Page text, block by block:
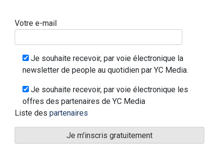
Votre e-mail
Je souhaite recevoir, par voie électronique la
newsletter de people au quotidien par YC Media.
Je souhaite recevoir, par voie électronique les
offres des partenaires de YC Media
Liste des partenaires